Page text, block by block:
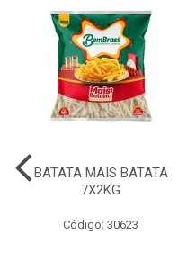
BATATA MAIS BATATA
7X2KG
Código: 30623